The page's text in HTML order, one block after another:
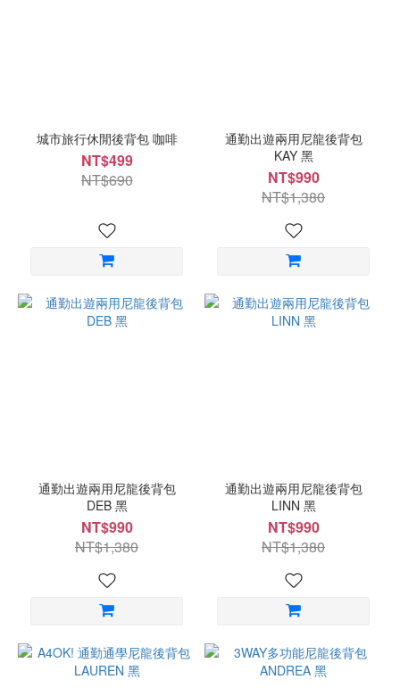
城市旅行休閒後背包 咖啡
NT$499
NT$690
通勤出遊兩用尼龍後背包
KAY 黑
NT$990
NT$1,380
通勤出遊兩用尼龍後背包
DEB 黑
NT$990
NT$1,380
通勤出遊兩用尼龍後背包
LINN 黑
NT$990
NT$1,380